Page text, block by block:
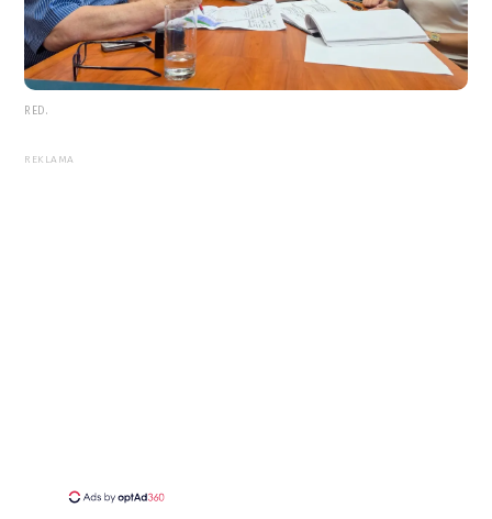
RED.
REKLAMA